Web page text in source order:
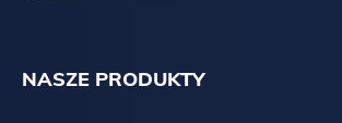
NASZE PRODUKTY